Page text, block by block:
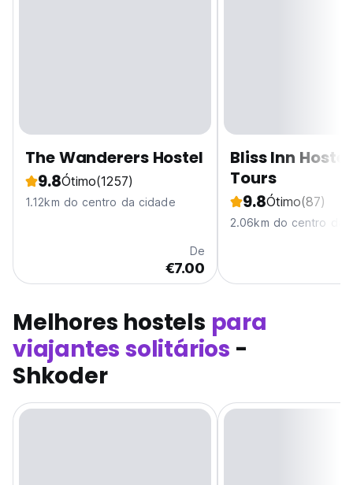
The Wanderers Hostel
9.8Ótimo(1257)
1.12km do centro da cidade
De
€7.00
Bliss Inn
Tours
9.8Ótimo(87)
2.06km do centro da
Melhores hostels para
viajantes solitários -
Shkoder